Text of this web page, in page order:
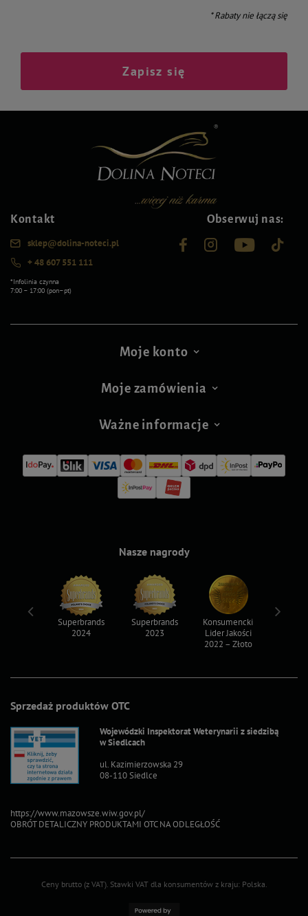
* Rabaty nie łączą się
Zapisz się
Kontakt
sklep@dolina-noteci.pl
+ 48 607 551 111
*Infolinia czynna
7:00 – 17:00 (pon–pt)
Obserwuj nas:
Moje konto
Moje zamówienia
Ważne informacje
Sprzedaż produktów OTC
Wojewódzki Inspektorat Weterynarii z siedzibą
w Siedlcach
ul. Kazimierzowska 29
08-110 Siedlce
https://www.mazowsze.wiw.gov.pl/
OBRÓT DETALICZNY PRODUKTAMI OTC NA ODLEGŁOŚĆ
Nasze nagrody
Superbrands
2024
Superbrands
2023
Konsumencki
Lider Jakości
2022 – Złoto
Ceny brutto (z VAT). Stawki VAT dla konsumentów z kraju: Polska.